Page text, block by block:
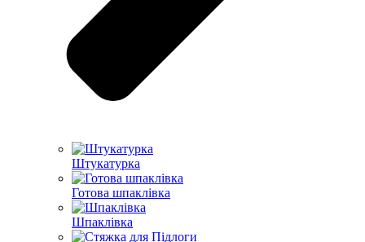
Штукатурка
Готова шпаклівка
Шпаклівка